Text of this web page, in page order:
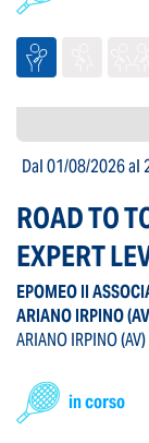
Dal 01/08/2026al
ROAD TO
EXPERT
EPOMEO II
ARIANO IRPINO
ARIANO IRPINO(AV)
in corso